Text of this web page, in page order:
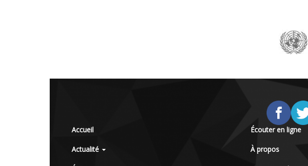
Accueil
Actualité
Écouter en ligne
À propos